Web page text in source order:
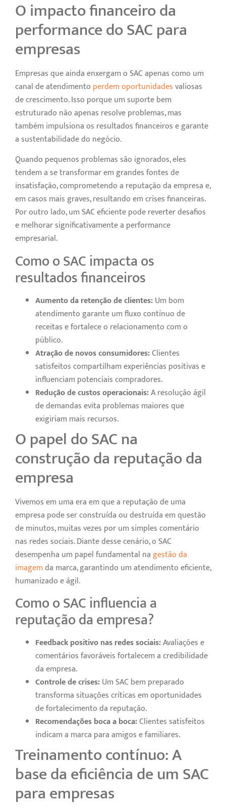
O impacto financeiro da
performance do SAC para
empresas
Empresas que ainda enxergam o SAC apenas como um
canal de atendimento perdem oportunidadesvaliosas
de crescimento. Isso porque um suporte bem
estruturado não apenas resolve problemas, mas
também impulsiona os resultados financeiros e garante
a sustentabilidade do negócio.
Quando pequenos problemas são ignorados, eles
tendem a se transformar em grandes fontes de
insatisfação, comprometendo a reputação da empresa e,
em casos mais graves, resultando em crises financeiras.
Por outro lado, um SAC eficiente pode reverter desafios
e melhorar significativamente a performance
empresarial.
Como o SAC impacta os
resultados financeiros
Aumento da retenção de clientes:Um bom
atendimento garante um fluxo contínuo de
receitas e fortalece o relacionamento com o
público.
Atração de novos consumidores:Clientes
satisfeitos compartilham experiências positivas e
influenciam potenciais compradores.
Redução de custos operacionais:A resolução ágil
de demandas evita problemas maiores que
exigiriam mais recursos.
O papel do SAC na
construção da reputação da
empresa
Vivemos em uma era em que a reputação de uma
empresa pode ser construída ou destruída em questão
de minutos, muitas vezes por um simples comentário
nas redes sociais. Diante desse cenário, o SAC
desempenha um papel fundamental nagestão da
imagemda marca, garantindo um atendimento eficiente,
humanizado e ágil.
Como o SAC influencia a
reputação da empresa?
Feedback positivo nas redes sociais:Avaliações e
comentários favoráveis fortalecem a credibilidade
da empresa.
Controle de crises:Um SAC bem preparado
transforma situações críticas em oportunidades
de fortalecimento da reputação.
Recomendações boca a boca:Clientes satisfeitos
indicam a marca para amigos e familiares.
Treinamento contínuo: A
base da eficiência de um SAC
para empresas